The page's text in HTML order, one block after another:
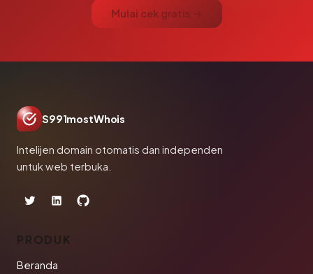
Mulai cek gratis →
S991mostWhois
Intelijen domain otomatis dan independen
untuk web terbuka.
PRODUK
Beranda